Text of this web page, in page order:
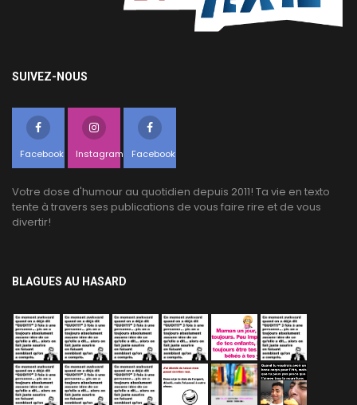
SUIVEZ-NOUS
Facebook Instagram Facebook
Votre dose d'humour au quotidien depuis 2011! Ta vie en texto
tente à travers ses publications de vous faire rire et de vous
divertir!
BLAGUES AU HASARD